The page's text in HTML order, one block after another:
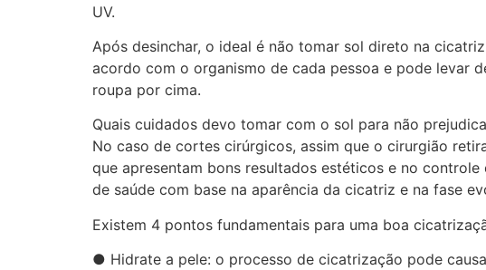
UV.
Após desinchar, o ideal é não tomar sol direto na
acordo com o organismo de cada pessoa e pode levar
roupa por cima.
Quais cuidados devo tomar com o sol para não
No caso de cortes cirúrgicos, assim que o cirurgião
que apresentam bons resultados estéticos e no
de saúde com base na aparência da cicatriz e na fase
Existem 4 pontos fundamentais para uma boa
● Hidrate a pele: o processo de cicatrização pode